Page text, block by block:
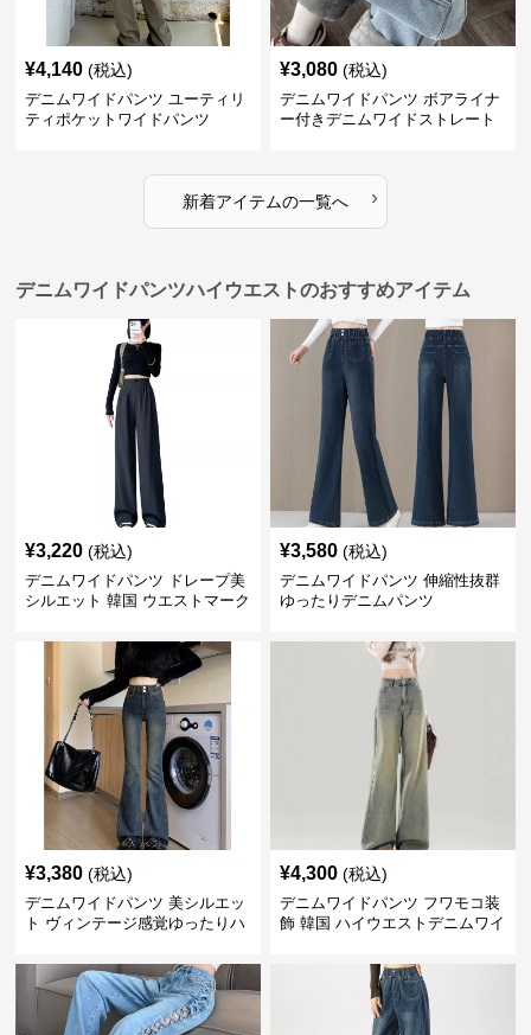
¥4,140 (税込)
デニムワイドパンツ ユーティリ
ティポケットワイドパンツ
¥3,080 (税込)
デニムワイドパンツ ボアライナ
ー付きデニムワイドストレート
新着アイテムの一覧へ ›
デニムワイドパンツハイウエストのおすすめアイテム
¥3,220 (税込)
デニムワイドパンツ ドレープ美
シルエット 韓国 ウエストマーク
¥3,580 (税込)
デニムワイドパンツ 伸縮性抜群
ゆったりデニムパンツ
¥3,380 (税込)
デニムワイドパンツ 美シルエッ
ト ヴィンテージ感覚ゆったりハ
¥4,300 (税込)
デニムワイドパンツ フワモコ装
飾 韓国 ハイウエストデニムワイ